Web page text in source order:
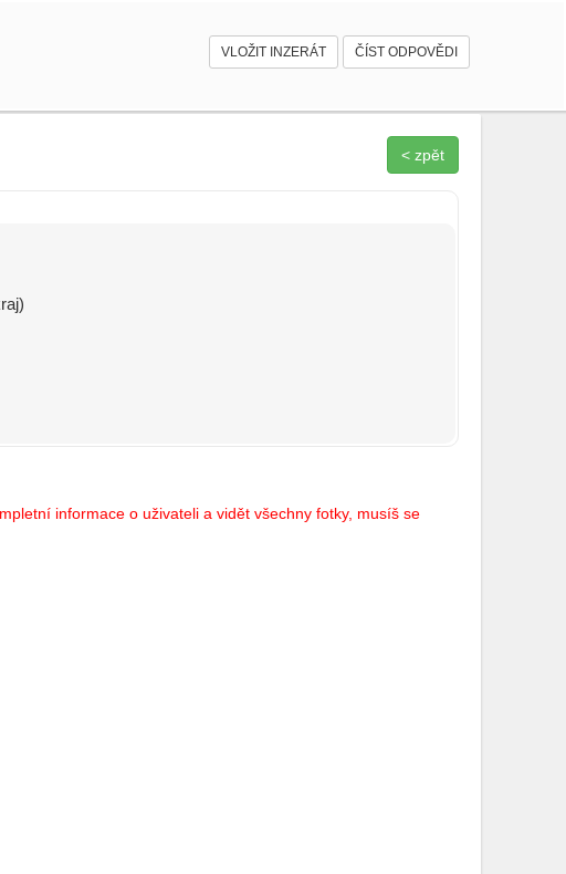
VLOŽIT INZERÁT ČÍST ODPOVĚDI
< zpět
informace o uživateli a vidět všechny fotky, musíš se